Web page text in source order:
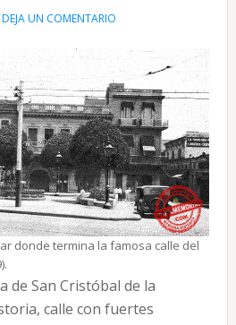
DEJA UN COMENTARIO
donde termina la famosa calle del
de San Cristóbal de la
calle con fuertes